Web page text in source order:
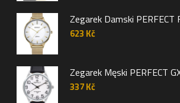
Zegarek Damski
623 Kč
Zegarek Męski PERFECT
337Kč